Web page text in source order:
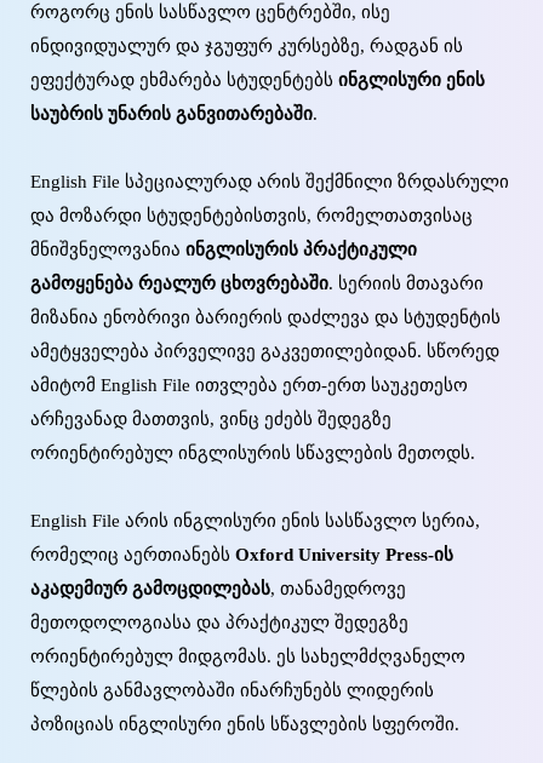
როგორც ენის სასწავლო ცენტრებში, ისე
ინდივიდუალურ და ჯგუფურ კურსებზე, რადგან ის
ეფექტურად ეხმარება სტუდენტებს ინგლისური ენის
საუბრის უნარის განვითარებაში.
English File სპეციალურად არის შექმნილი ზრდასრული
და მოზარდი სტუდენტებისთვის, რომელთათვისაც
მნიშვნელოვანია ინგლისურის პრაქტიკული
გამოყენება რეალურ ცხოვრებაში. სერიის მთავარი
მიზანია ენობრივი ბარიერის დაძლევა და სტუდენტის
ამეტყველება პირველივე გაკვეთილებიდან. სწორედ
ამიტომ English File ითვლება ერთ-ერთ საუკეთესო
არჩევანად მათთვის, ვინც ეძებს შედეგზე
ორიენტირებულ ინგლისურის სწავლების მეთოდს.
English File არის ინგლისური ენის სასწავლო სერია,
რომელიც აერთიანებს Oxford University Press-ის
აკადემიურ გამოცდილებას, თანამედროვე
მეთოდოლოგიასა და პრაქტიკულ შედეგზე
ორიენტირებულ მიდგომას. ეს სახელმძღვანელო
წლების განმავლობაში ინარჩუნებს ლიდერის
პოზიციას ინგლისური ენის სწავლების სფეროში.